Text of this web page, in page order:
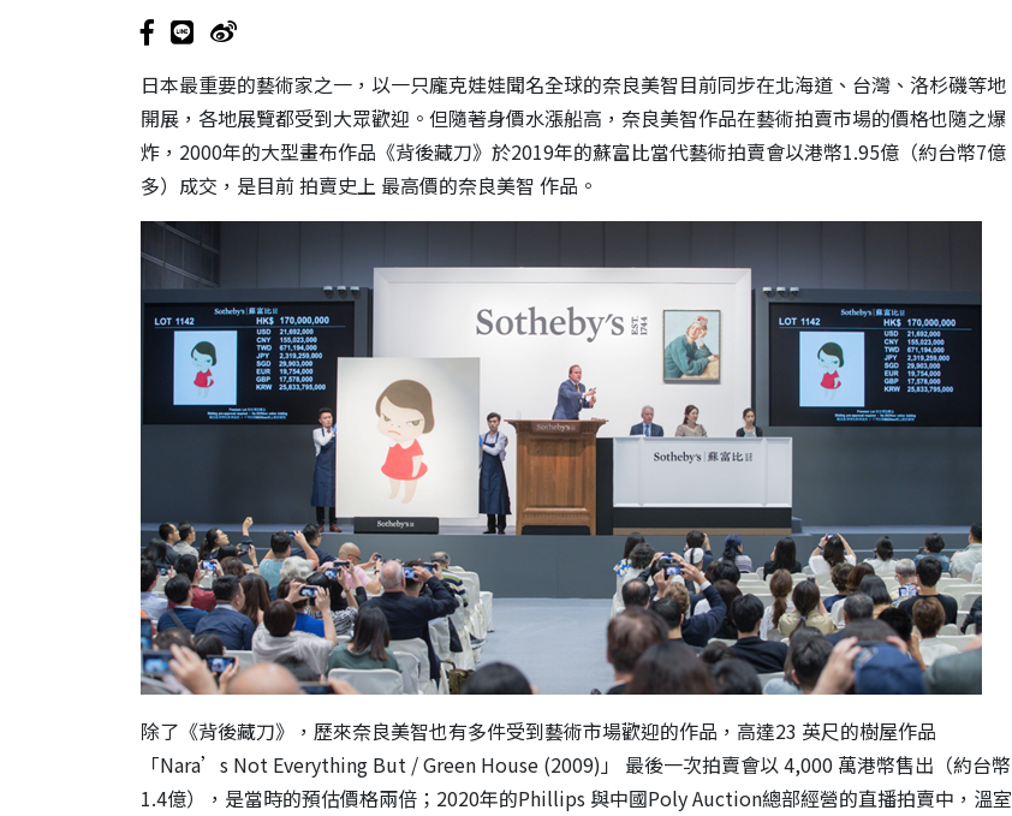
日本最重要的藝術家之一，以一只龐克娃娃聞名全球的奈良美智目前同步在北海道、台灣、洛杉磯等地
開展，各地展覽都受到大眾歡迎。但隨著身價水漲船高，奈良美智作品在藝術拍賣市場的價格也隨之爆
炸，2000年的大型畫布作品《背後藏刀》於2019年的蘇富比當代藝術拍賣會以港幣1.95億（約台幣7億
多）成交，是目前 拍賣史上 最高價的奈良美智 作品。
除了《背後藏刀》，歷來奈良美智也有多件受到藝術市場歡迎的作品，高達23 英尺的樹屋作品
「Nara’s Not Everything But / Green House (2009)」 最後一次拍賣會以 4,000 萬港幣售出（約台幣
1.4億），是當時的預估價格兩倍；2020年的Phillips 與中國Poly Auction總部經營的直播拍賣中，溫室